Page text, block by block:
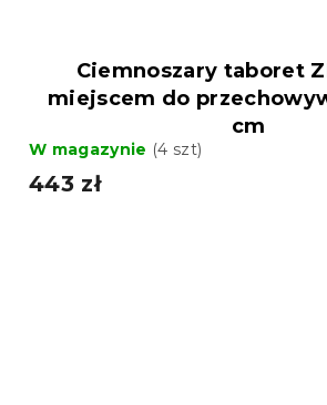
Ciemnoszary taboret
miejscem do
cm
W magazynie (4 szt)
443 zł